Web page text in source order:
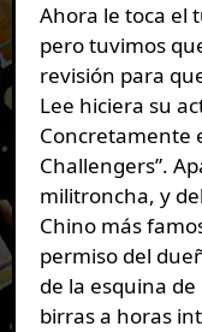
Ahora le toca el
pero tuvimos
revisión para
Lee hiciera su
Concretamente
Challengers”.
militroncha, y
Chino más
permiso del
de la esquina
birras a horas